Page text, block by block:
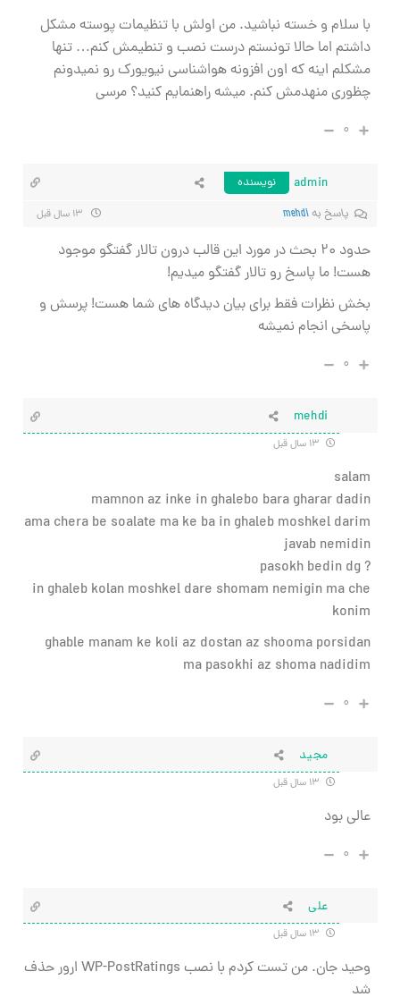
با سلام و خسته نباشید. من اولش با تنظیمات پوسته مشکل
داشتم اما حالا تونستم درست نصب و تنطیمش کنم… تنها
مشکلم اینه که اون افزونه هواشناسی نیویورک رو نمیدونم
چظوری منهدمش کنم. میشه راهنمایم کنید؟ مرسی
۰
admin
نویسنده
پاسخ بهmehdi
حدود ۲۰ بحث در مورد این قالب درون تالار گفتگو موجود
هست! ما پاسخ رو تالار گفتگو میدیم!
بخش نظرات فقط برای بیان دیدگاه های شما هست! پرسش و
پاسخی انجام نمیشه
۰
mehdi
salam
mamnon az inke in ghalebo bara gharar dadin
ama chera be soalate ma ke ba in ghaleb moshkel darim
javab nemidin
in ghaleb kolan moshkel dare shomam nemigin ma che
konim
ghable manam ke koli az dostan az shooma porsidan
ma pasokhi az shoma nadidim
۰
مجید
عالی بود
۰
وحید جان. من تست کردم با نصب WP-PostRatings ارور حذف